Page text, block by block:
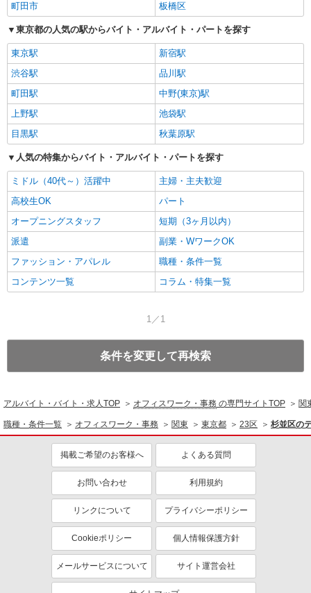
町田市
板橋区
東京都の人気の駅からバイト・アルバイト・パートを探す
東京駅
新宿駅
渋谷駅
品川駅
町田駅
中野(東京)駅
上野駅
池袋駅
目黒駅
秋葉原駅
人気の特集からバイト・アルバイト・パートを探す
ミドル（40代～）活躍中
主婦・主夫歓迎
高校生OK
パート
オープニングスタッフ
短期（3ヶ月以内）
派遣
副業・WワークOK
ファッション・アパレル
職種・条件一覧
コンテンツ一覧
コラム・特集一覧
1／1
条件を変更して再検索
アルバイト・バイト・求人TOP オフィスワーク・事務 の専門サイトTOP 関
職種・条件一覧 オフィスワーク・事務 関東 東京都 23区 杉並区の
掲載ご希望のお客様へ よくある質問
お問い合わせ 利用規約
リンクについて プライバシーポリシー
Cookieポリシー 個人情報保護方針
メールサービスについて サイト運営会社